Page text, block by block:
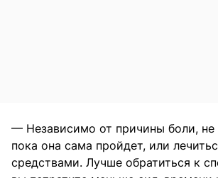
— Независимо от причины боли, не
пока она сама пройдет, или
средствами. Лучше обратиться к